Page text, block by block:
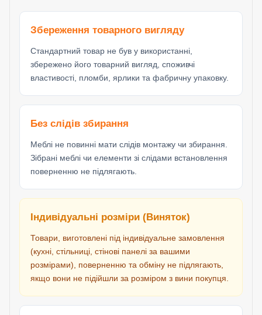
Збереження товарного вигляду
Стандартний товар не був у використанні,
збережено його товарний вигляд, споживчі
властивості, пломби, ярлики та фабричну упаковку.
Без слідів збирання
Меблі не повинні мати слідів монтажу чи збирання.
Зібрані меблі чи елементи зі слідами встановлення
поверненню не підлягають.
Індивідуальні розміри (Виняток)
Товари, виготовлені під індивідуальне замовлення
(кухні, стільниці, стінові панелі за вашими
розмірами), поверненню та обміну не підлягають,
якщо вони не підійшли за розміром з вини покупця.